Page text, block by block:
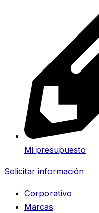
Mi presupuesto
Solicitar información
Corporativo
Marcas